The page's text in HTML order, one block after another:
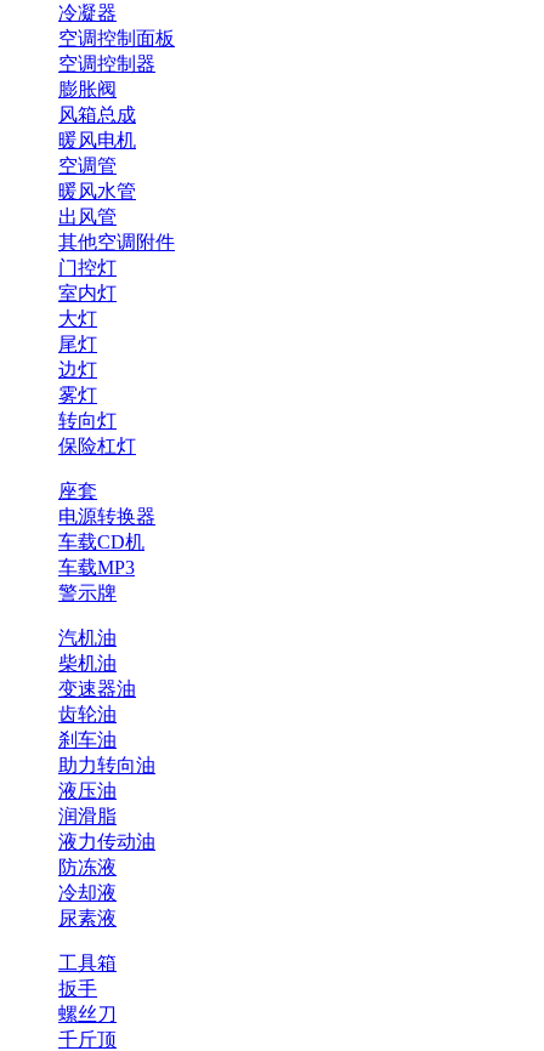
冷凝器
空调控制面板
空调控制器
膨胀阀
风箱总成
暖风电机
空调管
暖风水管
出风管
其他空调附件
门控灯
室内灯
大灯
尾灯
边灯
雾灯
转向灯
保险杠灯
座套
电源转换器
车载CD机
车载MP3
警示牌
汽机油
柴机油
变速器油
齿轮油
刹车油
助力转向油
液压油
润滑脂
液力传动油
防冻液
冷却液
尿素液
工具箱
扳手
螺丝刀
千斤顶